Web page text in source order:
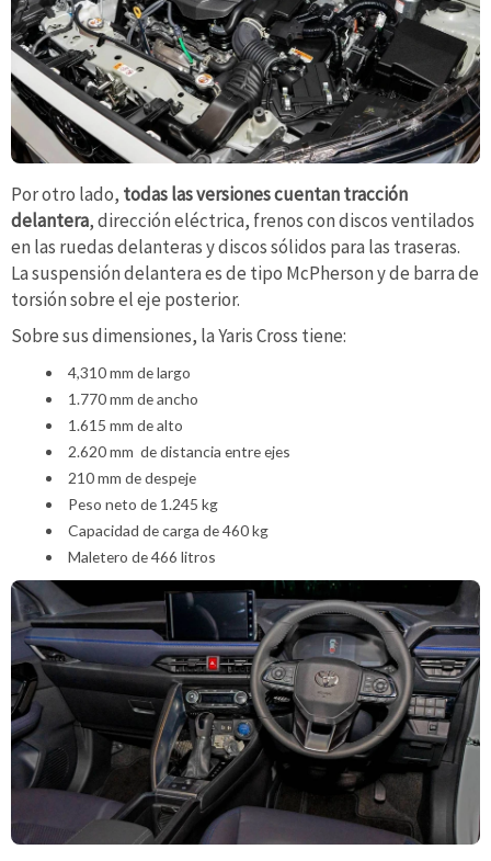
Por otro lado, todas las versiones cuentan tracción
delantera, dirección eléctrica, frenos con discos ventilados
en las ruedas delanteras y discos sólidos para las traseras.
La suspensión delantera es de tipo McPherson y de barra de
torsión sobre el eje posterior.
Sobre sus dimensiones, la Yaris Cross tiene:
4,310 mm de largo
1.770 mm de ancho
1.615 mm de alto
2.620 mm de distancia entre ejes
210 mm de despeje
Peso neto de 1.245 kg
Capacidad de carga de 460 kg
Maletero de 466 litros